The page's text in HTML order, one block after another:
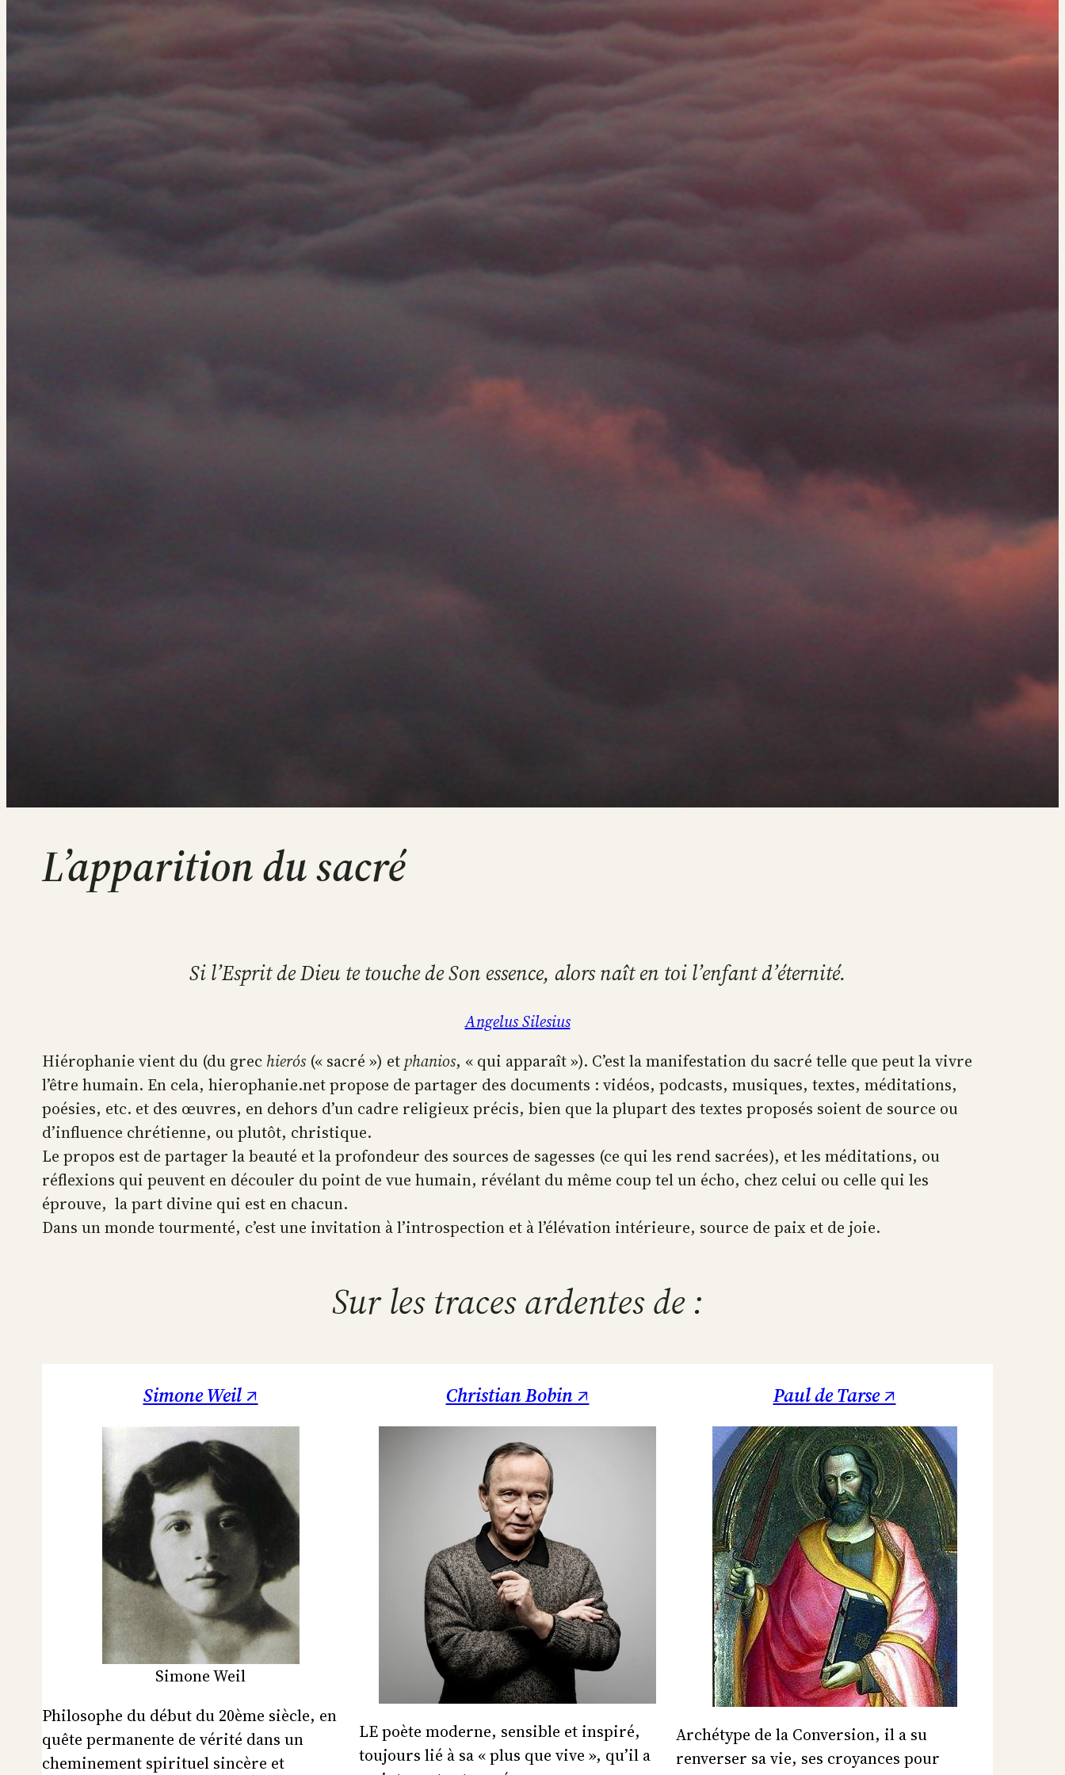
L’apparition du sacré
Si l’Esprit de Dieu te touche de Son essence, alors naît en toi l’enfant d’éternité.
Angelus Silesius
Hiérophanie vient du (du grec hierós(« sacré ») et phanios, « qui apparaît »). C’est la manifestation du sacré telle que peut la vivre
l’être humain. En cela, hierophanie.net propose de partager des documents : vidéos, podcasts, musiques, textes, méditations,
poésies, etc. et des œuvres, en dehors d’un cadre religieux précis, bien que la plupart des textes proposés soient de source ou
d’influence chrétienne, ou plutôt, christique.
Le propos est de partager la beauté et la profondeur des sources de sagesses (ce qui les rend sacrées), et les méditations, ou
réflexions qui peuvent en découler du point de vue humain, révélant du même coup tel un écho, chez celui ou celle qui les
éprouve, la part divine qui est en chacun.
Dans un monde tourmenté, c’est une invitation à l’introspection et à l’élévation intérieure, source de paix et de joie.
Sur les traces ardentes de :
Simone Weil ↗
Simone Weil
Philosophe du début du 20ème siècle, en
quête permanente de vérité dans un
cheminement spirituel sincère et
Christian Bobin ↗
LE poète moderne, sensible et inspiré,
toujours lié à sa « plus que vive », qu’il a
Paul de Tarse ↗
Archétype de la Conversion, il a su
renverser sa vie, ses croyances pour